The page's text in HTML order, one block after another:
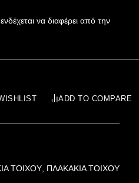
να διαφέρει από την
ADD TO COMPARE
ΤΟΙΧΟΥ, ΠΛΑΚΑΚΙΑ ΤΟΙΧΟΥ